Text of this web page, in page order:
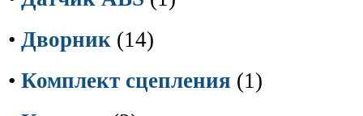
• Дворник (14)
• Комплект сцепления (1)